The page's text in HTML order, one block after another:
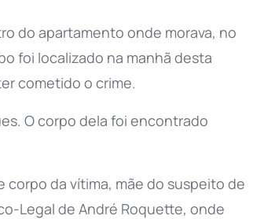
do apartamento onde morava, no
foi localizado na manhã desta
cometido o crime.
O corpo dela foi encontrado
corpo da vítima, mãe do suspeito de
Legal de André Roquette, onde